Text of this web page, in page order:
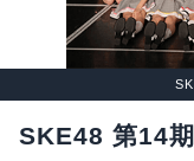
SKE48 第14